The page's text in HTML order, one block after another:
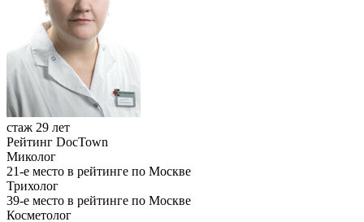
стаж 29 лет
Рейтинг DocTown
Миколог
21-е место в рейтинге по Москве
Трихолог
39-е место в рейтинге по Москве
Косметолог